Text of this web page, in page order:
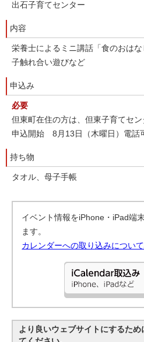
出石子育てセンター
内容
栄養士によるミニ講話「食のおは
子触れ合い遊びなど
申込み
必要
但東町在住の方は、但東子育てセン
申込開始 8月13日（木曜日）電話
持ち物
タオル、母子手帳
イベント情報をiPhone・iPad端
ます。
カレンダーへの取り込みについ
より良いウェブサイトにするた